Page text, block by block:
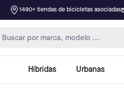
1490+ tiendas de bicicletas asociadas
Híbridas Urbanas